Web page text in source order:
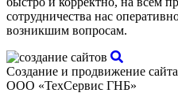
сотрудничества нас
возникшим вопросам.
Создание и продвижение сайта
ООО «ТехСервис ГНБ»